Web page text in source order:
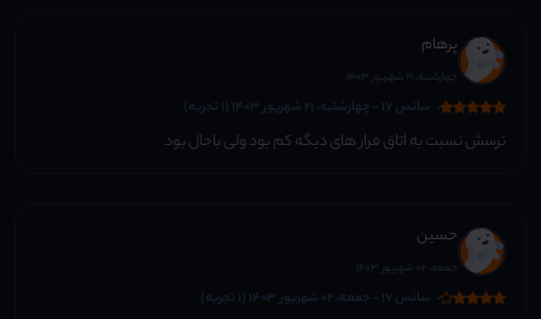
پرهام
چهارشنبه، 21 شهریور 1403
سانس 17 - چهارشنبه، 21 شهریور 1403 (1 تجربه)
ترسش نسبت به اتاق فرار های دیگه کم بود ولی باحال بود
حسین
جمعه، 02 شهریور 1403
سانس 17 - جمعه، 02 شهریور 1403 (1 تجربه)